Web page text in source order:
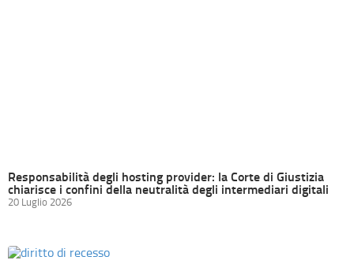
Responsabilità degli hosting provider: la Corte di Giustizia
chiarisce i confini della neutralità degli intermediari digitali
20 Luglio 2026